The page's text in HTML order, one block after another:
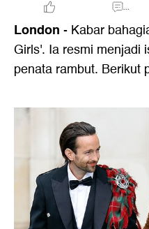
...
London - Kabar
Girls'. Ia resmi menjadi
penata rambut. Berikut